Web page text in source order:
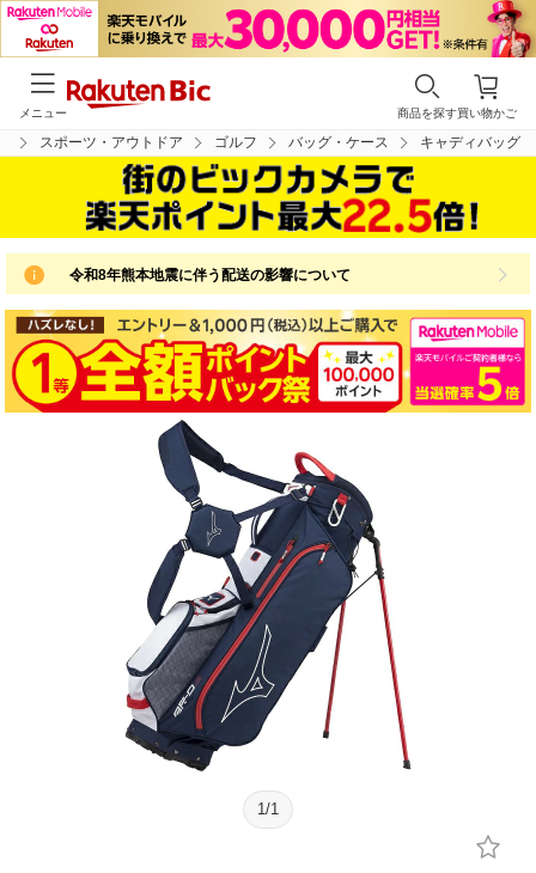
買い物かご
商品を探す
メニュー
スポーツ・アウトドア ゴルフ バッグ・ケース キャディバッグ
令和8年熊本地震に伴う配送の影響について
1 /1